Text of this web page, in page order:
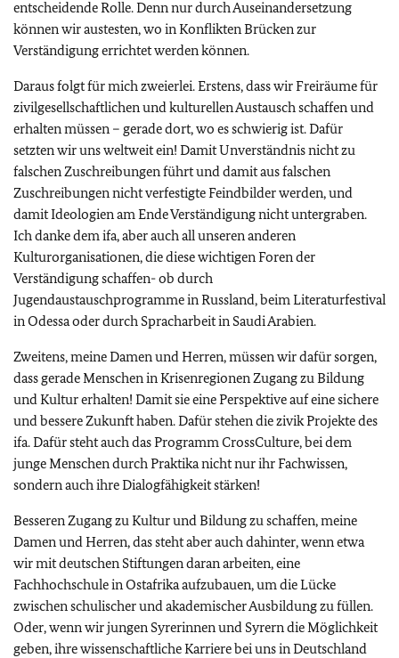
entscheidende Rolle. Denn nur durch Auseinandersetzung
können wir austesten, wo in Konflikten Brücken zur
Verständigung errichtet werden können.
Daraus folgt für mich zweierlei. Erstens, dass wir Freiräume für
zivilgesellschaftlichen und kulturellen Austausch schaffen und
erhalten müssen – gerade dort, wo es schwierig ist. Dafür
setzten wir uns weltweit ein! Damit Unverständnis nicht zu
falschen Zuschreibungen führt und damit aus falschen
Zuschreibungen nicht verfestigte Feindbilder werden, und
damit Ideologien am Ende Verständigung nicht untergraben.
Ich danke dem ifa, aber auch all unseren anderen
Kulturorganisationen, die diese wichtigen Foren der
Verständigung schaffen- ob durch
Jugendaustauschprogramme in Russland, beim Literaturfestival
in Odessa oder durch Spracharbeit in Saudi Arabien.
Zweitens, meine Damen und Herren, müssen wir dafür sorgen,
dass gerade Menschen in Krisenregionen Zugang zu Bildung
und Kultur erhalten! Damit sie eine Perspektive auf eine sichere
und bessere Zukunft haben. Dafür stehen die zivik Projekte des
ifa. Dafür steht auch das Programm CrossCulture, bei dem
junge Menschen durch Praktika nicht nur ihr Fachwissen,
sondern auch ihre Dialogfähigkeit stärken!
Besseren Zugang zu Kultur und Bildung zu schaffen, meine
Damen und Herren, das steht aber auch dahinter, wenn etwa
wir mit deutschen Stiftungen daran arbeiten, eine
Fachhochschule in Ostafrika aufzubauen, um die Lücke
zwischen schulischer und akademischer Ausbildung zu füllen.
Oder, wenn wir jungen Syrerinnen und Syrern die Möglichkeit
geben, ihre wissenschaftliche Karriere bei uns in Deutschland